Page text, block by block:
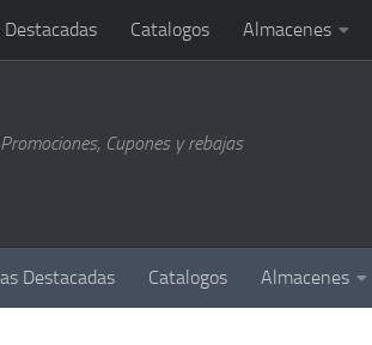
Catalogos Almacenes
Cupones y rebajas
Destacadas Catalogos Almacenes